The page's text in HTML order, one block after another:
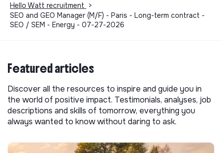
Hello Watt recruitment
>
SEO and GEO Manager (M/F) - Paris - Long-term contract -
SEO / SEM - Energy - 07-27-2026
Featured articles
Discover all the resources to inspire and guide you in
the world of positive impact. Testimonials, analyses, job
descriptions and skills of tomorrow, everything you
always wanted to know without daring to ask.